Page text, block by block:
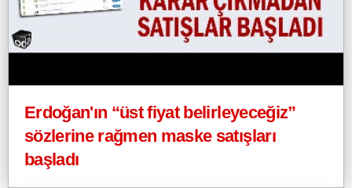
Erdoğan'ın “üst fiyat belirleyeceğiz”
sözlerine rağmen maske satışları
başladı